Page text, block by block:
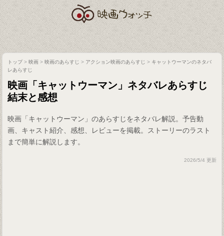
トップ>映画 >映画のあらすじ > アクション映画のあらすじ > キャットウーマンのネタバ
レあらすじ
映画「キャットウーマン」ネタバレあらすじ
結末と感想
映画「キャットウーマン」のあらすじをネタバレ解説。予告動
画、キャスト紹介、感想、レビューを掲載。ストーリーのラスト
まで簡単に解説します。
2026/5/4 更新